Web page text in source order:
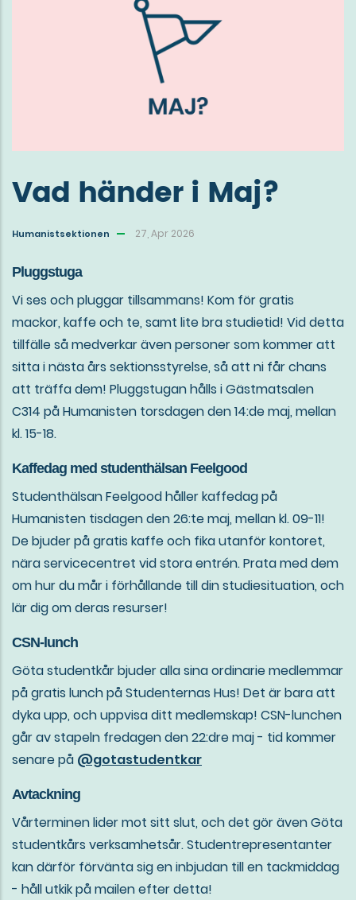
Vad händer i Maj?
Humanistsektionen 27, Apr 2026
Pluggstuga
Vi ses och pluggar tillsammans! Kom för gratis
mackor, kaffe och te, samt lite bra studietid! Vid detta
tillfälle så medverkar även personer som kommer att
sitta i nästa års sektionsstyrelse, så att ni får chans
att träffa dem! Pluggstugan hålls i Gästmatsalen
C314 på Humanisten torsdagen den 14:de maj, mellan
kl. 15-18.
Kaffedag med studenthälsan Feelgood
Studenthälsan Feelgood håller kaffedag på
Humanisten tisdagen den 26:te maj, mellan kl. 09-11!
De bjuder på gratis kaffe och fika utanför kontoret,
nära servicecentret vid stora entrén. Prata med dem
om hur du mår i förhållande till din studiesituation, och
lär dig om deras resurser!
CSN-lunch
Göta studentkår bjuder alla sina ordinarie medlemmar
på gratis lunch på Studenternas Hus! Det är bara att
dyka upp, och uppvisa ditt medlemskap! CSN-lunchen
går av stapeln fredagen den 22:dre maj - tid kommer
senare på @gotastudentkar
Avtackning
Vårterminen lider mot sitt slut, och det gör även Göta
studentkårs verksamhetsår. Studentrepresentanter
kan därför förvänta sig en inbjudan till en tackmiddag
- håll utkik på mailen efter detta!